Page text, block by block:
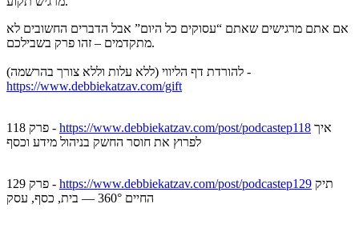
אם אתם מרגישים שאתם “עסוקים כל היום” אבל הדברים החשובים לא
מתקדמים – זהו פרק בשבילכם.
להורדת דף הליווי (ללא עלות וללא צורך בהרשמה) -
https://www.debbiekatzav.com/gift
פרק 118 - https://www.debbiekatzav.com/post/podcastep118
לפרוץ את חוסר החשק בניהול מידע וכסף
פרק 129 - https://www.debbiekatzav.com/post/podcastep129
החיים 360° — בית, כסף, עסק